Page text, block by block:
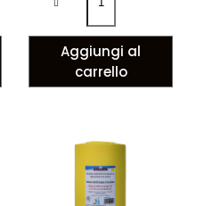
Aggiungi al
carrello